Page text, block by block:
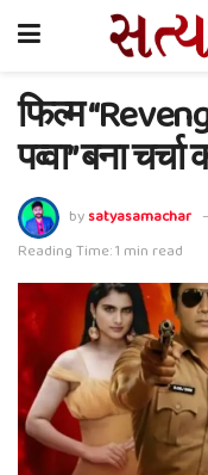
फिल्म
पव्वा” बना
bysatyasamachar
Reading Time: 1 min read